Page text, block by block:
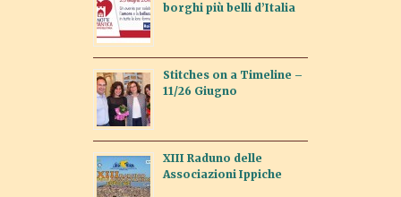
borghi più belli d’Italia
Stitches on a Timeline –
11/26 Giugno
XIII Raduno delle
Associazioni Ippiche